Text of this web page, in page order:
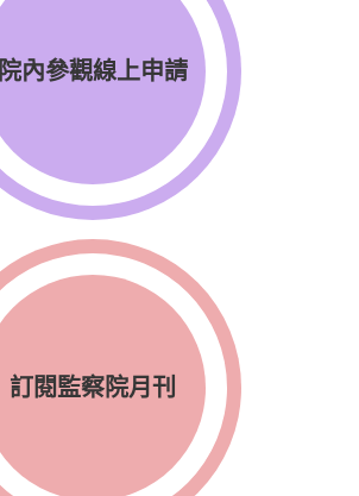
院內參觀線上申請
訂閱監察院月刊